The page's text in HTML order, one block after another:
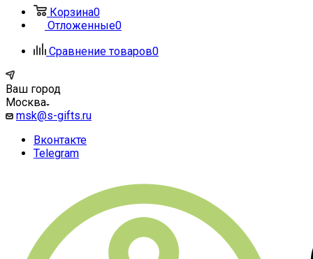
Корзина0
Отложенные0
Сравнение товаров0
Ваш город
Москва
msk@s-gifts.ru
Вконтакте
Telegram